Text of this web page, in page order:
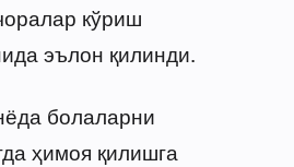
кўриш
эълон қилинди.
болаларни
ҳимоя қилишга